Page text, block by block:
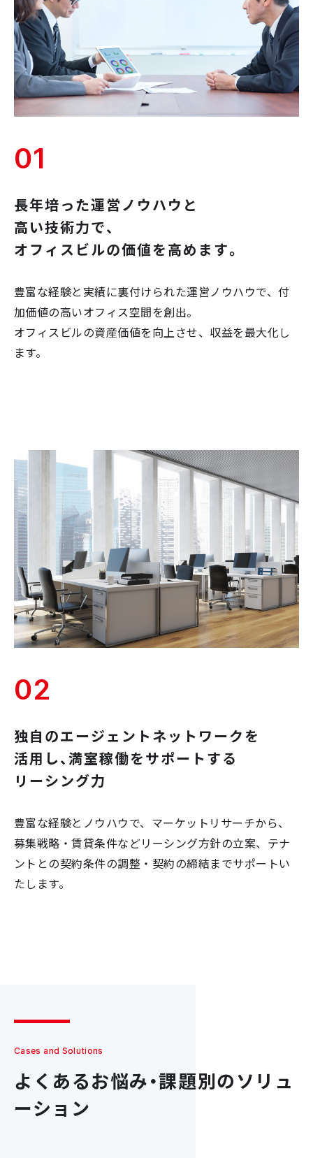
01
長年培った運営ノウハウと
高い技術力で、
オフィスビルの価値を高めます。
豊富な経験と実績に裏付けられた運営ノウハウで、付
加価値の高いオフィス空間を創出。
オフィスビルの資産価値を向上させ、収益を最大化し
ます。
02
独自のエージェントネットワークを
活用し、満室稼働をサポートする
リーシング力
豊富な経験とノウハウで、マーケットリサーチから、
募集戦略・賃貸条件などリーシング方針の立案、テナ
ントとの契約条件の調整・契約の締結までサポートい
たします。
Cases and Solutions
よくあるお悩み・課題別のソリュ
ーション